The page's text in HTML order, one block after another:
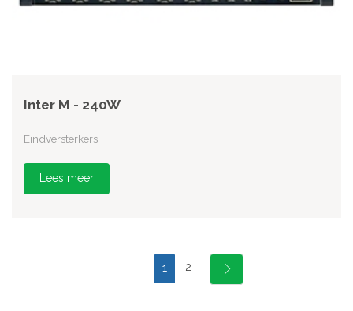
Inter M - 240W
Eindversterkers
Lees meer
1 2